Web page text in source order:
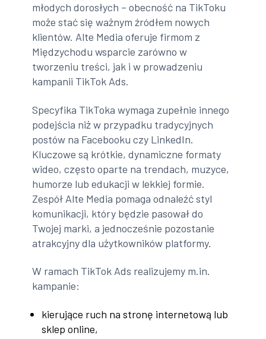
młodych dorosłych – obecność na TikToku
może stać się ważnym źródłem nowych
klientów. Alte Media oferuje firmom z
Międzychodu wsparcie zarówno w
tworzeniu treści, jak i w prowadzeniu
kampanii TikTok Ads.
Specyfika TikToka wymaga zupełnie innego
podejścia niż w przypadku tradycyjnych
postów na Facebooku czy LinkedIn.
Kluczowe są krótkie, dynamiczne formaty
wideo, często oparte na trendach, muzyce,
humorze lub edukacji w lekkiej formie.
Zespół Alte Media pomaga odnaleźć styl
komunikacji, który będzie pasował do
Twojej marki, a jednocześnie pozostanie
atrakcyjny dla użytkowników platformy.
W ramach TikTok Ads realizujemy m.in.
kampanie:
kierujące ruch na stronę internetową lub
sklep online,